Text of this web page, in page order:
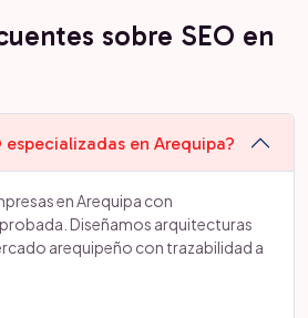
sobre SEO en
especializadas en Arequipa?
en Arequipa con
Diseñamos arquitecturas
arequipeño con trazabilidad a